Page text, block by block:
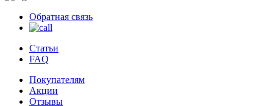
Обратная связь
Статьи
FAQ
Покупателям
Акции
Отзывы